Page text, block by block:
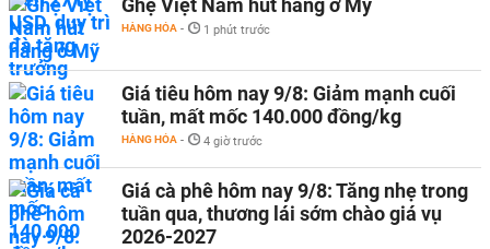
Ghẹ Việt Nam hút hàng ở Mỹ
HÀNG HÓA - 1 phút trước
Giá tiêu hôm nay 9/8: Giảm mạnh cuối
tuần, mất mốc 140.000 đồng/kg
HÀNG HÓA - 4 giờ trước
Giá cà phê hôm nay 9/8: Tăng nhẹ trong
tuần qua, thương lái sớm chào giá vụ
2026-2027